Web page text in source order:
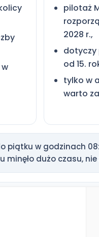
pilotaż
2028 r.,
dotyczy
od 15.
tylko w
warto
piątku w godzinach
dużo czasu,